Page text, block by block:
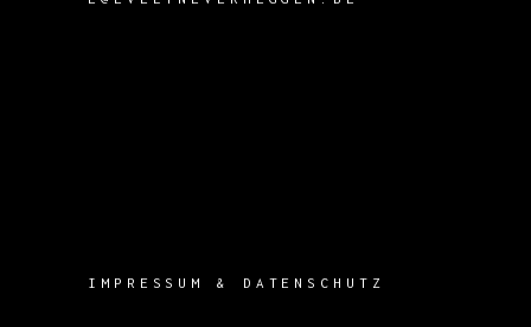
IMPRESSUM & DATENSCHUTZ